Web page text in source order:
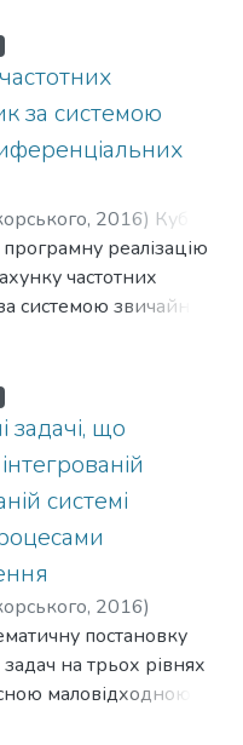
функціями за
двома перехресними
та імпульсними
за системою
, 2016) Кубрак,
О.;Задворний, Б. В.
реалізацію
частотних
системою звичайних
рівнянь у
програм, описано
задачі, що
системі
, 2016)
Р. А. ;Осіпа, Л. В.
постановку
на трьох рівнях
маловідходною
можливість